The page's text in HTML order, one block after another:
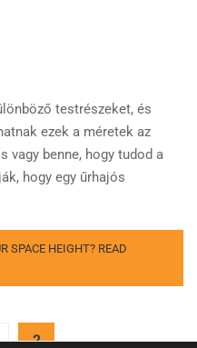
testrészeket, és
ezek a méretek az
vagy benne, hogy tudod a
hogy egy űrhajós
SPACE HEIGHT? READ
2